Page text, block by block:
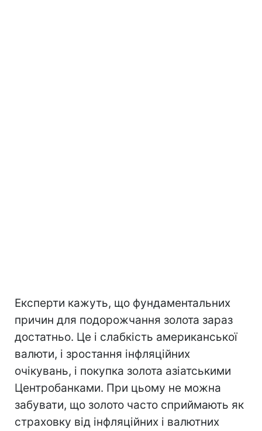
Експерти кажуть, що фундаментальних
причин для подорожчання золота зараз
достатньо. Це і слабкість американської
валюти, і зростання інфляційних
очікувань, і покупка золота азіатськими
Центробанками. При цьому не можна
забувати, що золото часто сприймають як
страховку від інфляційних і валютних